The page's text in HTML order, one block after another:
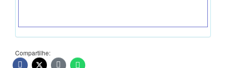
Compartilhe: